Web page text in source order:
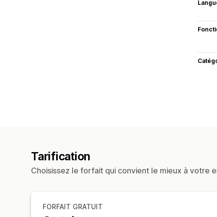
Tarification
Choisissez le forfait qui convient le mieux à votre
FORFAIT GRATUIT